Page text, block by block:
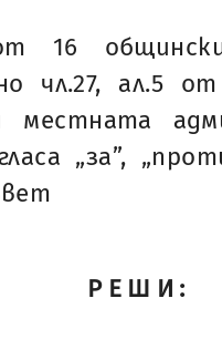
16
чл.27, ал.5
местната
„за”,
РЕШИ: